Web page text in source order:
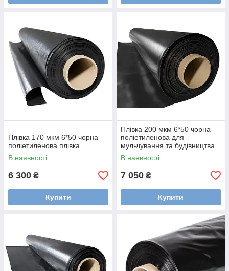
Плівка 170 мкм 6*50 чорна
поліетиленова плівка
В наявності
6 300 ₴
Купити
Плівка 200 мкм 6*50 чорна
поліетиленова для
мульчування та будівництва
В наявності
7 050 ₴
Купити